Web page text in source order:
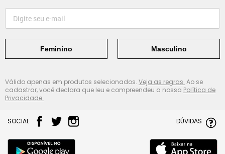
Feminino Masculino
Válido apenas em produtos selecionados. Veja as regras. Ao se
cadastrar, você declara que leu e compreendeu a nossa Política de
Privacidade.
SOCIAL DÚVIDAS